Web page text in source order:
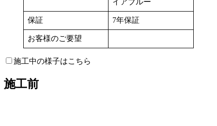
保証 7年保証
お客様のご要望
施工中の様子はこちら
施工前